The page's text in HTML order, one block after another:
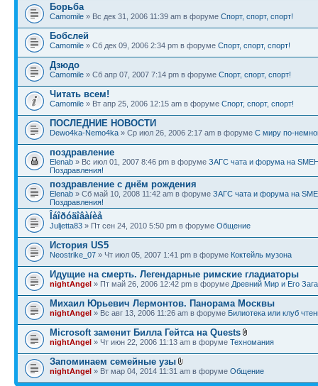
Борьба
Camomile » Вс дек 31, 2006 11:39 am в форуме Спорт, спорт, спорт!
Бобслей
Camomile » Сб дек 09, 2006 2:34 pm в форуме Спорт, спорт, спорт!
Дзюдо
Camomile » Сб апр 07, 2007 7:14 pm в форуме Спорт, спорт, спорт!
Читать всем!
Camomile » Вт апр 25, 2006 12:15 am в форуме Спорт, спорт, спорт!
ПОСЛЕДНИЕ НОВОСТИ
Dewo4ka-Nemo4ka » Ср июл 26, 2006 2:17 am в форуме С миру по-
поздравление
Elenab » Вс июл 01, 2007 8:46 pm в форуме ЗАГС чата и форума на
Поздравления!
поздравление с днём рождения
Elenab » Сб май 10, 2008 11:42 am в форуме ЗАГС чата и форума на
Поздравления!
Îáîðóäîâàíèå
Juljetta83 » Пт сен 24, 2010 5:50 pm в форуме Общение
История US5
Neostrike_07 » Чт июл 05, 2007 1:41 pm в форуме Коктейль музона
Идущие на смерть. Легендарные римские гладиаторы
nightAngel » Пт май 26, 2006 12:42 pm в форуме Древний Мир и Его
Михаил Юрьевич Лермонтов. Панорама Москвы
nightAngel » Вс авг 13, 2006 11:26 am в форуме Билиотека или клуб
Microsoft заменит Билла Гейтса на Quests
nightAngel » Чт июн 22, 2006 11:13 am в форуме Техномания
Запоминаем семейные узы
nightAngel » Вт мар 04, 2014 11:31 am в форуме Общение